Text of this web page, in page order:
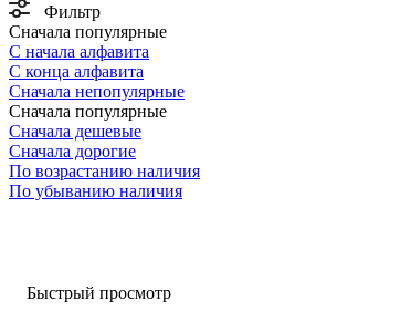
Фильтр
Сначала популярные
С начала алфавита
С конца алфавита
Сначала непопулярные
Сначала популярные
Сначала дешевые
Сначала дорогие
По возрастанию наличия
По убыванию наличия
Быстрый просмотр